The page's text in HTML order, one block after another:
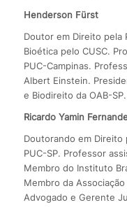
Henderson Fürst
Doutor em Direito pela
Bioética pelo CUSC.
PUC-Campinas.
Albert Einstein.
e Biodireito da OAB-
Ricardo Yamin
Doutorando em Direito
PUC-SP. Professor
Membro do Instituto
Membro da
Advogado e Gerente